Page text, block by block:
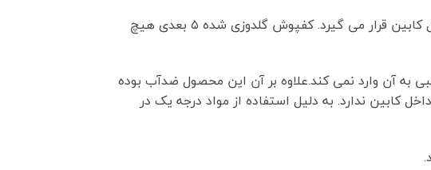
به دلیل استفاده از لایه های مخصوص در پشت کفپوش، به هیچ عنوان نمی لغزد و کاملا ثابت داخل کابین قرار می گیرد. کفپوش گلدوزی شده ۵ بعدی هیچ
آسیبی به آن وارد نمی کند.علاوه بر آن این محصول ضدآب بوده
کابین ندارد. به دلیل استفاده از مواد درجه یک در